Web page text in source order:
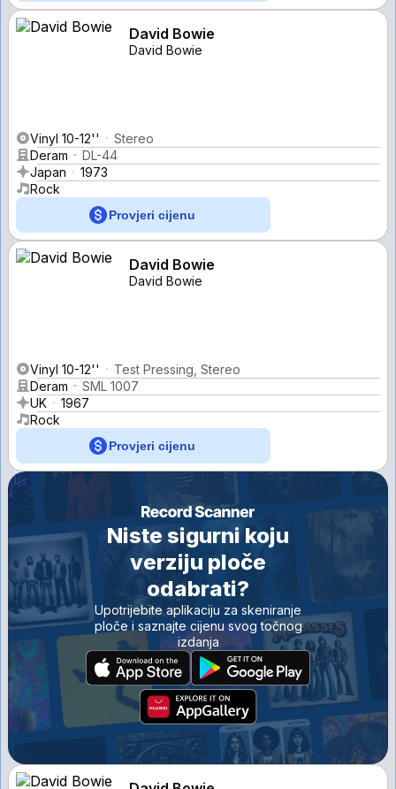
David Bowie
David Bowie
Vinyl 10-12''
Stereo
Deram
DL-44
Japan
1973
Rock
Provjeri cijenu
David Bowie
David Bowie
Vinyl 10-12''
Test Pressing, Stereo
Deram
SML 1007
UK
1967
Rock
Provjeri cijenu
Niste sigurni koju
verziju ploče
odabrati?
Upotrijebite aplikaciju za skeniranje
ploče i saznajte cijenu svog točnog
izdanja